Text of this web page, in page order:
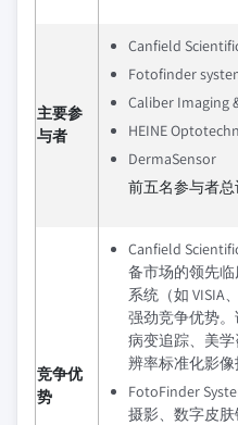
主要参
与者
Canfield
Fotofinder
Caliber Imaging
HEINE
DermaSensor
前五名参与者
竞争优
势
Canfield
备市场的领先
系统（如 VISIA
强劲竞争优势。
病变追踪、美
辨率标准化影像
FotoFinder
摄影、数字皮